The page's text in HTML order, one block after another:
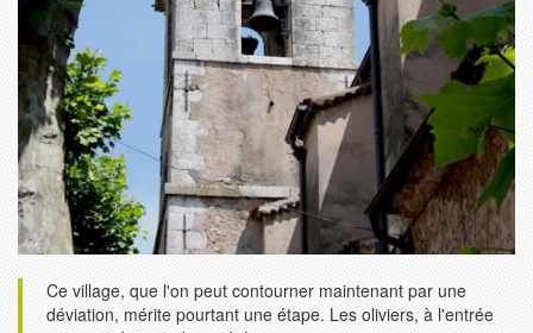
Ce village, que l'on peut contourner maintenant par une
déviation, mérite pourtant une étape. Les oliviers, à l'entrée